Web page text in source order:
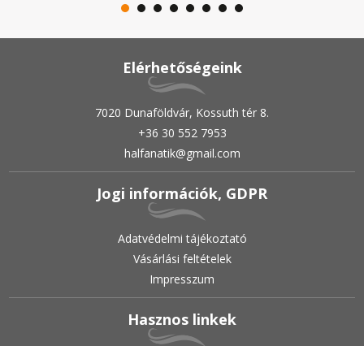
Elérhetőségeink
7020 Dunaföldvár, Kossuth tér 8.
+36 30 552 7953
halfanatik@gmail.com
Jogi információk, GDPR
Adatvédelmi tájékoztató
Vásárlási feltételek
Impresszum
Hasznos linkek